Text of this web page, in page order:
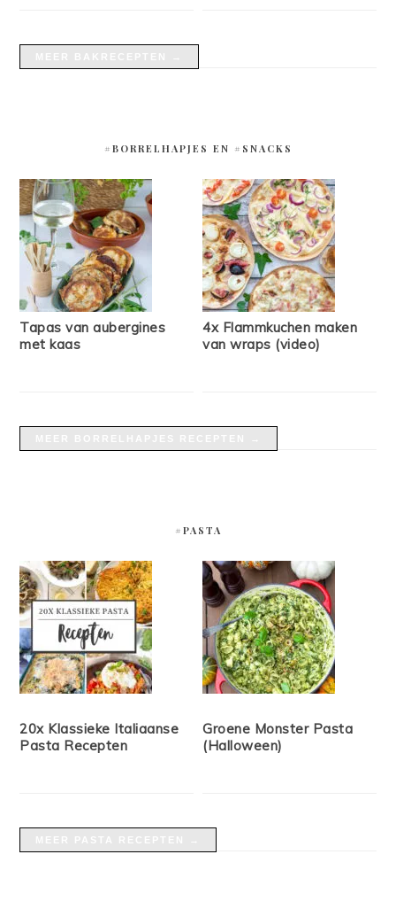
#BORRELHAPJES EN #SNACKS
Tapas van aubergines
met kaas
4x Flammkuchen maken
van wraps (video)
#PASTA
20x Klassieke Italiaanse
Pasta Recepten
Groene Monster Pasta
(Halloween)